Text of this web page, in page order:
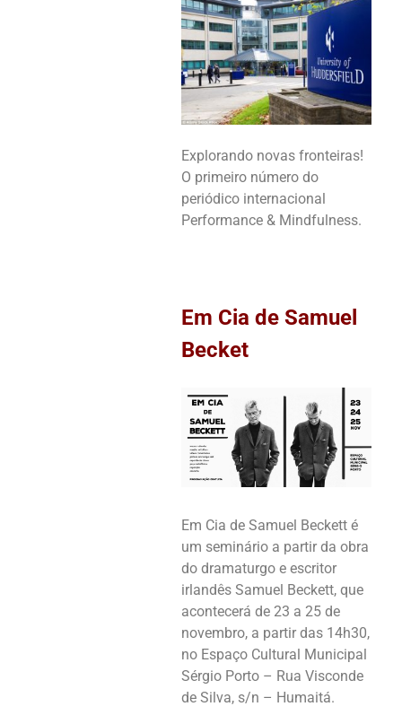
Explorando novas fronteiras!
O primeiro número do
periódico internacional
Performance & Mindfulness.
Em Cia de Samuel
Becket
Em Cia de Samuel Beckett é
um seminário a partir da obra
do dramaturgo e escritor
irlandês Samuel Beckett, que
acontecerá de 23 a 25 de
novembro, a partir das 14h30,
no Espaço Cultural Municipal
Sérgio Porto – Rua Visconde
de Silva, s/n – Humaitá.